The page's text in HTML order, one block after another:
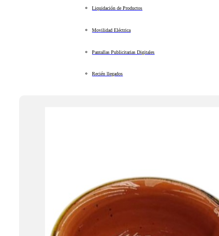
Liquidación de Productos
Movilidad Eléctrica
Pantallas Publicitarias Digitales
Recién llegados